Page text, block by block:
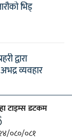
भिड्
द्वारा
व्यवहार
टाइम्स डटकम
०८०/०८१